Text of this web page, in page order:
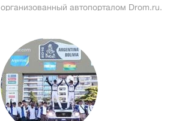
организованный автопорталом Drom.ru.